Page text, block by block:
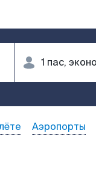
Аэропорты